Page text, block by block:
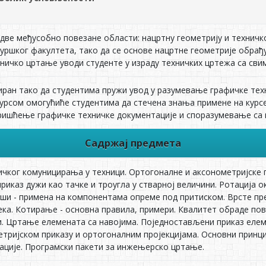
међусобно повезане области: нацртну геометрију и
факултета, тако да се основе нацртне геометрије
цртање уводи студенте у израду техничких цртежа са
тако да студентима пружи увод у разумевање графичке
омогућиће студентима да стечена знања примене на
графичке техничке документације и споразумевање
Садржај предмета
комуницирања у техници. Ортогоналне и аксонометријске
дужи као тачке и троугла у стварној величини. Ротација
- примена на компонентама опреме под притиском. Врсте
Котирање - основна правила, примери. Квалитет обраде
Цртање елемената са навојима. Поједностављени приказ
приказу и ортогоналним пројекцијама. Основни
Програмски пакети за инжењерско цртање.